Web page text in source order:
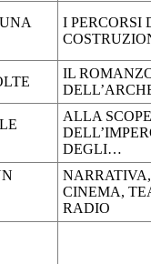
I PERCORSI
IL
ALLA
DEGLI…
NARRATIVA,
CINEMA,
RADIO